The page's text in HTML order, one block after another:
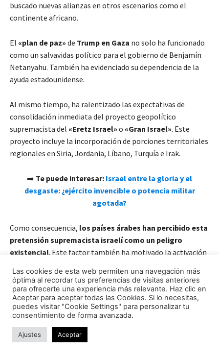
buscado nuevas alianzas en otros escenarios como el
continente africano.
El «plan de paz» de Trump en Gaza no solo ha funcionado
como un salvavidas político para el gobierno de Benjamín
Netanyahu. También ha evidenciado su dependencia de la
ayuda estadounidense.
Al mismo tiempo, ha ralentizado las expectativas de
consolidación inmediata del proyecto geopolítico
supremacista del «Eretz Israel» o «Gran Israel». Este
proyecto incluye la incorporación de porciones territoriales
regionales en Siria, Jordania, Líbano, Turquía e Irak.
➡️ Te puede interesar: Israel entre la gloria y el
desgaste: ¿ejército invencible o potencia militar
agotada?
Como consecuencia, los países árabes han percibido esta
pretensión supremacista israelí como un peligro
existencial. Este factor también ha motivado la activación
Observando su nivel dedependencia de la ayuda
estadounidense, Israel profundizará aún más esta alianza
estratégica con EEUU pero ahoraatendiendo
celeridad lasiniciativas de Washington
intereses también se focalizan en ampliar estas alianzas,
Las cookies de esta web permiten una navegación más
óptima al recordar tus preferencias de visitas anteriores
para ofrecerte una experiencia más relevante. Haz clic en
Aceptar para aceptar todas las Cookies. Si lo necesitas,
puedes visitar "Cookie Settings" para personalizar tu
consentimiento de forma avanzada.
Ajustes Aceptar